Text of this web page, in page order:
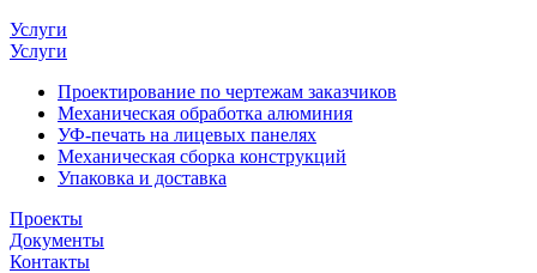
Услуги
Услуги
Проектирование по чертежам заказчиков
Механическая обработка алюминия
УФ-печать на лицевых панелях
Механическая сборка конструкций
Упаковка и доставка
Проекты
Документы
Контакты